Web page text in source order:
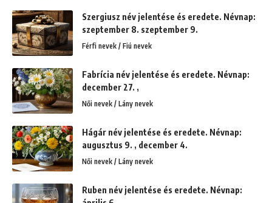
Szergiusz név jelentése és eredete. Névnap:
szeptember 8. szeptember 9.
Férfi nevek / Fiú nevek
Fabrícia név jelentése és eredete. Névnap:
december 27. ,
Női nevek / Lány nevek
Hágár név jelentése és eredete. Névnap:
augusztus 9. , december 4.
Női nevek / Lány nevek
Ruben név jelentése és eredete. Névnap: